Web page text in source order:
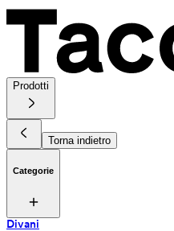
Prodotti
Torna indietro
Categorie
Divani